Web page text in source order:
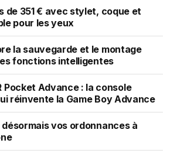
de 351 € avec stylet, coque et
pour les yeux
la sauvegarde et le montage
fonctions intelligentes
Pocket Advance : la console
réinvente la Game Boy Advance
vos ordonnances à